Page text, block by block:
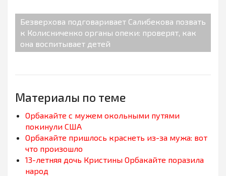
Безверхова подговаривает Салибекова позвать
к Колисниченко органы опеки: проверят, как
она воспитывает детей
Материалы по теме
Орбакайте с мужем окольными путями
покинули США
Орбакайте пришлось краснеть из-за мужа: вот
что произошло
13-летняя дочь Кристины Орбакайте поразила
народ